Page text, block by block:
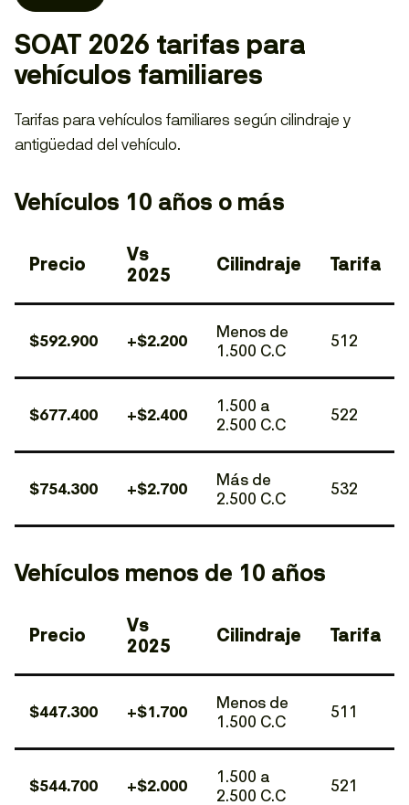
SOAT 2026 tarifas para
vehículos familiares
Tarifas para vehículos familiares según cilindraje y
antigüedad del vehículo.
Vehículos 10 años o más
Precio
Vs
2025
Cilindraje Tarifa
$592.900 +$2.200
Menos de
1.500 C.C
512
$677.400 +$2.400
1.500 a
2.500 C.C
522
$754.300 +$2.700
Más de
2.500 C.C
532
Vehículos menos de 10 años
Precio
Vs
2025
Cilindraje Tarifa
$447.300 +$1.700
Menos de
1.500 C.C
511
$544.700 +$2.000
1.500 a
2.500 C.C
521